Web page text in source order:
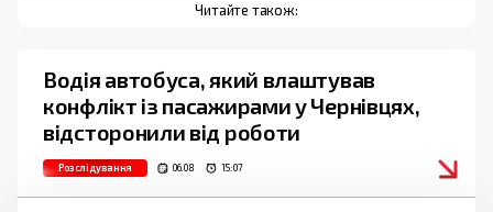
Читайте також:
Водія автобуса, який влаштував
конфлікт із пасажирами у Чернівцях,
відсторонили від роботи
Розслідування 06.08 15:07